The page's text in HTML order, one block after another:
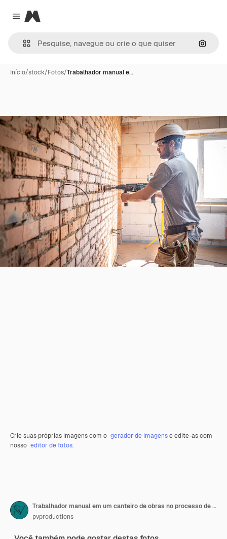
Close menu
Magnific
Início/stock/Fotos/Trabalhador manual e…
Crie suas próprias imagens com o gerador de imagense edite-as com
nosso editor de fotos.
Trabalhador manual em um canteiro de obras no processo de perfuração de uma parede com um perfurador.
pvproductions